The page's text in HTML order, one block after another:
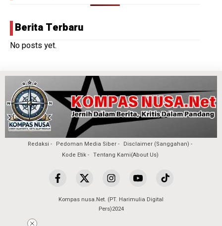
Berita Terbaru
No posts yet.
Redaksi Pedoman Media Siber
Disclaimer (Sanggahan)
Kode Etik
Tentang Kami(About Us)
Kompas nusa.Net. (PT. Harimulia Digital
Pers)2024